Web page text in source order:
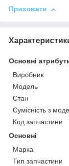
Приховати
Основні
Виробник
Модель
Стан
Сумісність з
Код запчастини
Основні
Марка
Тип запчастини